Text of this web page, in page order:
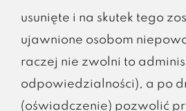
usunięte i na skutek tego
ujawnione osobom
raczej nie zwolni to
odpowiedzialności), a po
(oświadczenie) pozwolić